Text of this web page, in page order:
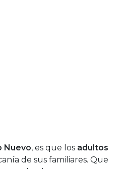
Nuevo, es que los adultos
de sus familiares. Que